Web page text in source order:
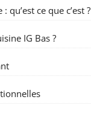
qu’est ce que c’est ?
IG Bas ?